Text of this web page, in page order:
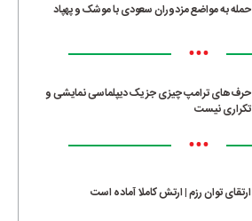
حمله به مواضع مزدوران سعودی با موشک و پهپاد
•••
حرف‌های ترامپ چیزی جز یک دیپلماسی نمایشی و
تکراری نیست
•••
ارتقای توان رزم | ارتش کاملا آماده است